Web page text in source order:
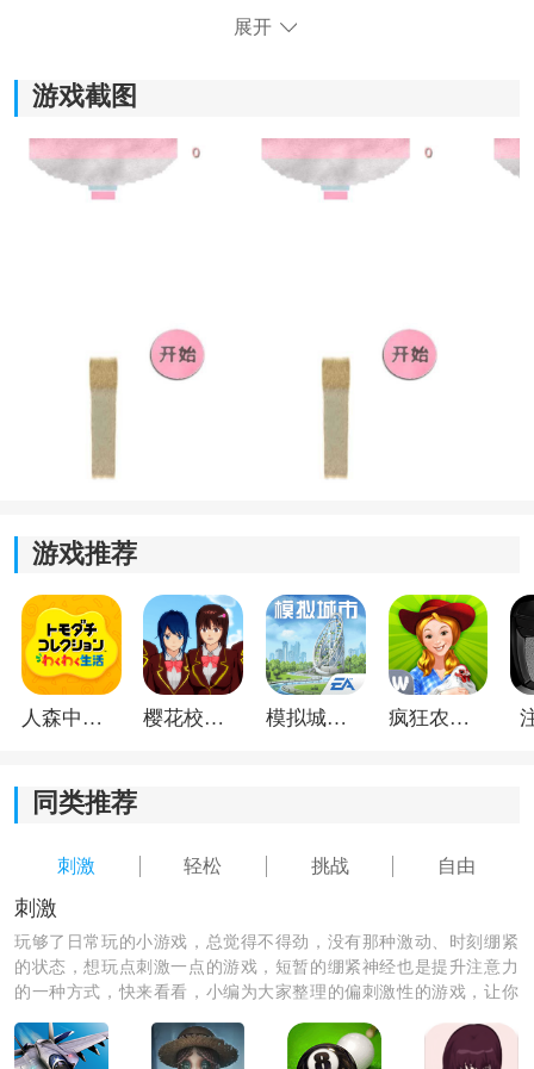
1)通过自由发挥想象力，制作出各种奇妙的冰淇淋口味，
满足自己的味蕾。
保持玩家的兴趣和挑战性。
4)玩家需要快速的反应和准确的操作，将甜筒移动到正确
的位置接住冰淇淋，考验玩家的反应能力和手眼协调能
力。
展开
游戏截图
游戏推荐
人森中文版 樱花校园模拟器1.048.00中文版 模拟城市我是巿长联机版 疯狂农场3美国派19
同类推荐
刺激 轻松 挑战 自由
刺激
玩够了日常玩的小游戏，总觉得不得劲，没有那种激动、时刻绷紧
的状态，想玩点刺激一点的游戏，短暂的绷紧神经也是提升注意力
的一种方式，快来看看，小编为大家整理的偏刺激性的游戏，让你